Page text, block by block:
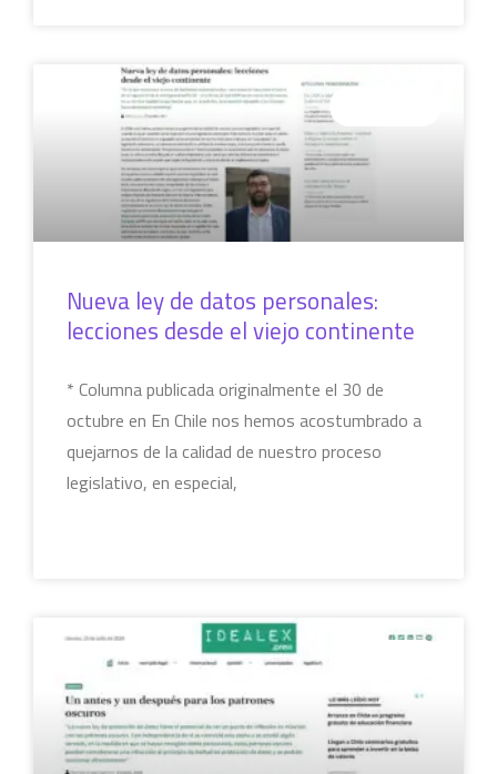
Nueva ley de datos personales:
lecciones desde el viejo continente
* Columna publicada originalmente el 30 de
octubre en En Chile nos hemos acostumbrado a
quejarnos de la calidad de nuestro proceso
legislativo, en especial,